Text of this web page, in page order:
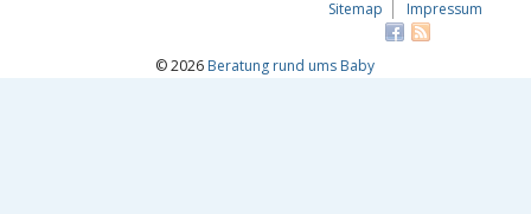
Sitemap Impressum
© 2026 Beratung rund ums Baby